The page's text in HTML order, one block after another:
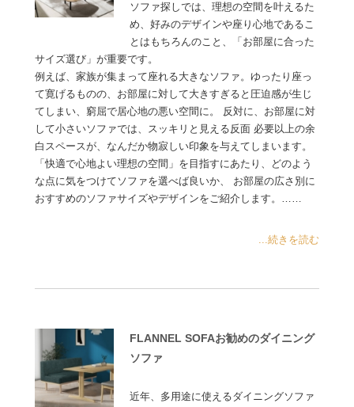
ソファ探しでは、理想の空間を叶えるた
め、好みのデザインや座り心地であるこ
とはもちろんのこと、「お部屋に合った
サイズ選び」が重要です。
例えば、家族が集まって座れる大きなソファ。ゆったり座っ
て寛げるものの、お部屋に対して大きすぎると圧迫感が生じ
てしまい、窮屈で居心地の悪い空間に。 反対に、お部屋に対
して小さいソファでは、スッキリと見える反面 必要以上の余
白スペースが、なんだか物寂しい印象を与えてしまいます。
「快適で心地よい理想の空間」を目指すにあたり、どのよう
な点に気をつけてソファを選べば良いか、 お部屋の広さ別に
おすすめのソファサイズやデザインをご紹介します。……
...続きを読む
FLANNEL SOFAお勧めのダイニング
ソファ
近年、多用途に使えるダイニングソファ